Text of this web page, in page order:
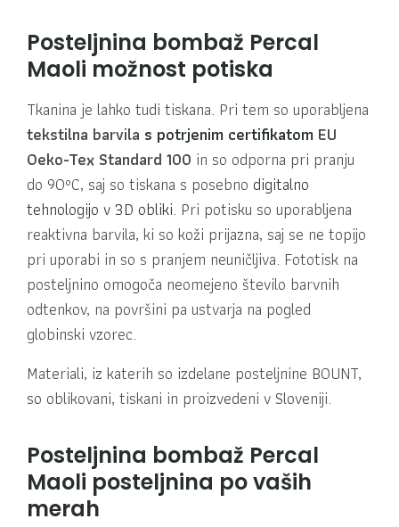
Posteljnina bombaž Percal
Maoli možnost potiska
Tkanina je lahko tudi tiskana. Pri tem so uporabljena
tekstilna barvila s potrjenim certifikatom EU
Oeko-Tex Standard 100 in so odporna pri pranju
do 90ºC, saj so tiskana s posebno digitalno
tehnologijo v 3D obliki. Pri potisku so uporabljena
reaktivna barvila, ki so koži prijazna, saj se ne topijo
pri uporabi in so s pranjem neuničljiva. Fototisk na
posteljnino omogoča neomejeno število barvnih
odtenkov, na površini pa ustvarja na pogled
globinski vzorec.
Materiali, iz katerih so izdelane posteljnine BOUNT,
so oblikovani, tiskani in proizvedeni v Sloveniji.
Posteljnina bombaž Percal
Maoli posteljnina po vaših
merah